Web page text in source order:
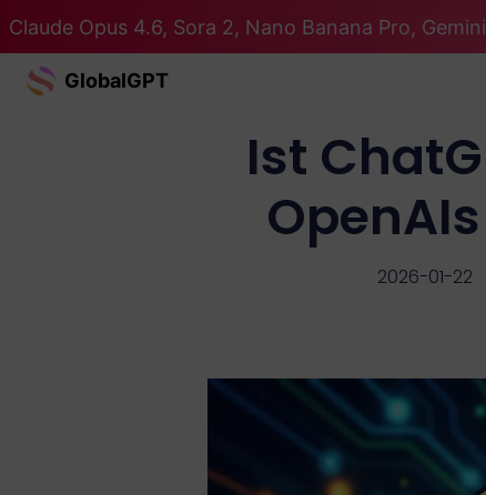
Claude Opus 4.6, Sora 2, Nano Banana Pro,
GlobalGPT
Ist
2026-01-22